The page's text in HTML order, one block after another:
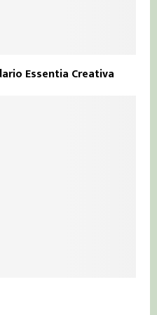
Essentia Creativa